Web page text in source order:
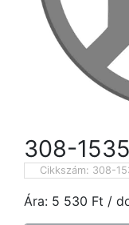
308-
Cikkszám: 308-
Ára: 5 530 Ft /